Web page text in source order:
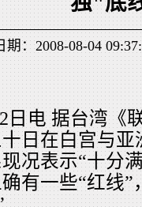
：2008-08-04
日电 据台湾《
日在白宫与
况表示“十分
有一些“红线”